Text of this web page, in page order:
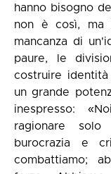
hanno bisogno
non è così,
mancanza di
paure, le
costruire
un grande
inespresso:
ragionare
burocrazia e
combattiamo;